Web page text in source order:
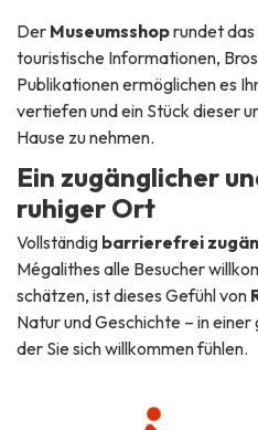
Der Museumsshoprundet
touristische Informationen,
Publikationen ermöglichen es
vertiefen und ein Stück dieser
Hause zu nehmen.
Ein zugänglicher
ruhiger Ort
Vollständig barrierefrei
Mégalithes alle Besucher
schätzen, ist dieses Gefühl von
Natur und Geschichte – in
der Sie sich willkommen fühlen.